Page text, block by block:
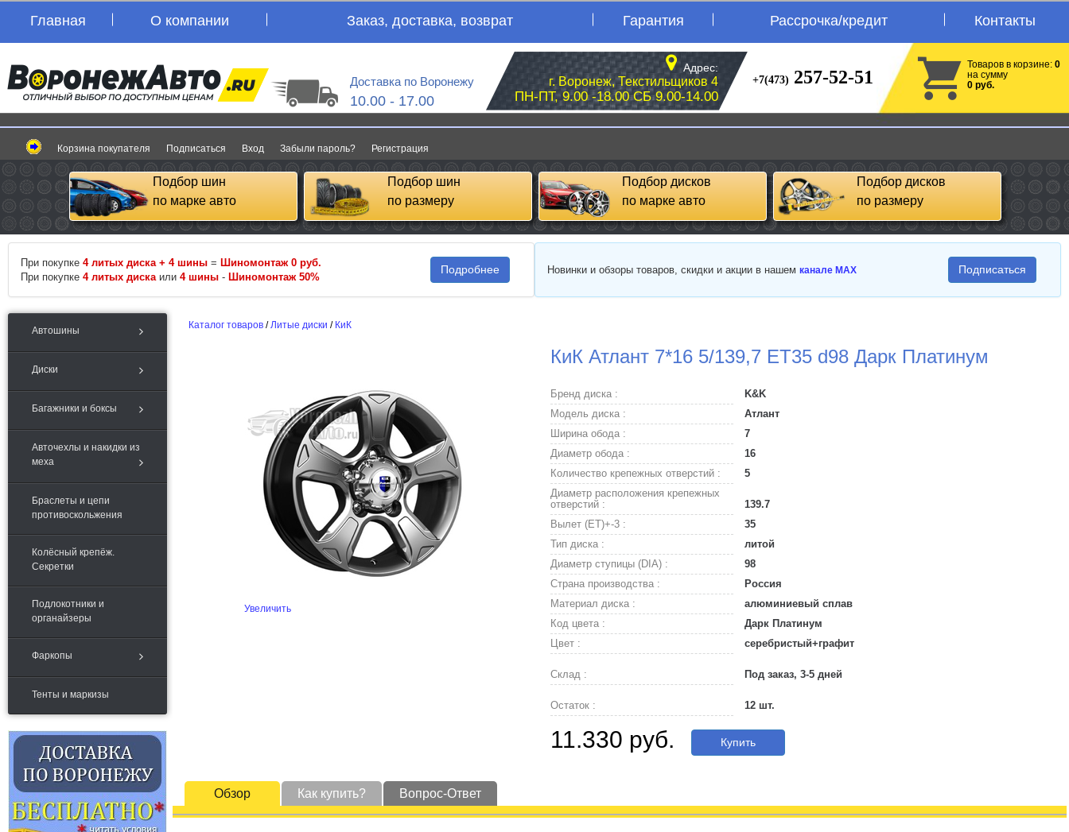
Главная О компании Заказ, доставка, возврат Гарантия Рассрочка/кредит Контакты
Доставка по Воронежу
10.00 - 17.00
Адрес:
г. Воронеж, Текстильщиков 4
ПН-ПТ, 9.00 -18.00 СБ 9.00-14.00
+7(473) 257-52-51
Товаров в корзине: 0
на сумму
0 руб.
Корзина покупателя Подписаться Вход Забыли пароль? Регистрация
Подбор шин
по марке авто
Подбор шин
по размеру
Подбор дисков
по марке авто
Подбор дисков
по размеру
При покупке 4 литых диска + 4 шины = Шиномонтаж 0 руб.
При покупке 4 литых диска или 4 шины - Шиномонтаж 50%
Подробнее Новинки и обзоры товаров, скидки и акции в нашем канале MAX Подписаться
Автошины
Диски
Багажники и боксы
Авточехлы и накидки из
меха
Браслеты и цепи
противоскольжения
Колёсный крепёж.
Секретки
Подлокотники и
органайзеры
Фаркопы
Тенты и маркизы
Каталог товаров /Литые диски / КиК
КиК Атлант 7*16 5/139,7 ET35 d98 Дарк Платинум
Увеличить
Бренд диска :
K&K
Модель диска :
Атлант
Ширина обода :
7
Диаметр обода :
16
Количество крепежных отверстий :
5
Диаметр расположения крепежных
отверстий :
139.7
Вылет (ET)+-3 :
35
Тип диска :
литой
Диаметр ступицы (DIA) :
98
Страна производства :
Россия
Материал диска :
алюминиевый сплав
Код цвета :
Дарк Платинум
Цвет :
серебристый+графит
Склад : Под заказ, 3-5 дней
Остаток : 12 шт.
11.330 руб. Купить
Обзор Как купить? Вопрос-Ответ